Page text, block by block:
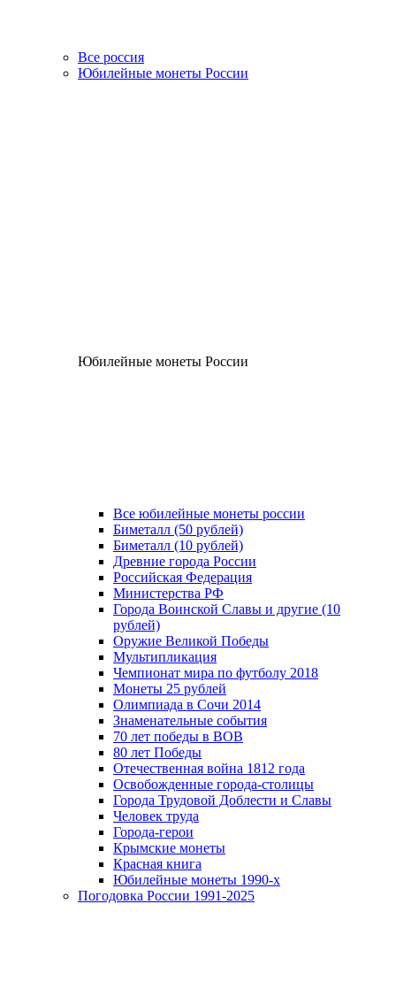
Все россия
Юбилейные монеты России
Юбилейные монеты России
Все юбилейные монеты россии
Биметалл (50 рублей)
Биметалл (10 рублей)
Древние города России
Российская Федерация
Министерства РФ
Города Воинской Славы и другие (10
рублей)
Оружие Великой Победы
Мультипликация
Чемпионат мира по футболу 2018
Монеты 25 рублей
Олимпиада в Сочи 2014
Знаменательные события
70 лет победы в ВОВ
80 лет Победы
Отечественная война 1812 года
Освобожденные города-столицы
Города Трудовой Доблести и Славы
Человек труда
Города-герои
Крымские монеты
Красная книга
Юбилейные монеты 1990-х
Погодовка России 1991-2025